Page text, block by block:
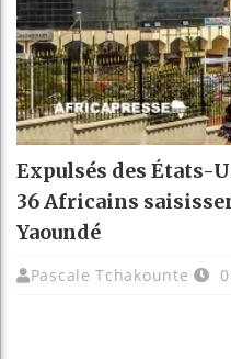
Expulsés des États-
36 Africains
Yaoundé
Pascale Tchakounte